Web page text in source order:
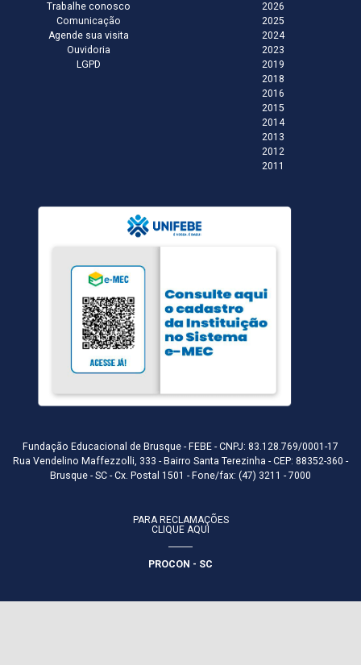
Trabalhe conosco
Comunicação
Agende sua visita
Ouvidoria
LGPD
2026
2025
2024
2023
2019
2018
2016
2015
2014
2013
2012
2011
Fundação Educacional de Brusque - FEBE - CNPJ: 83.128.769/0001-17
Rua Vendelino Maffezzolli, 333 - Bairro Santa Terezinha - CEP: 88352-360 -
Brusque - SC - Cx. Postal 1501 - Fone/fax: (47) 3211 - 7000
PARA RECLAMAÇÕES
CLIQUE AQUI
PROCON - SC